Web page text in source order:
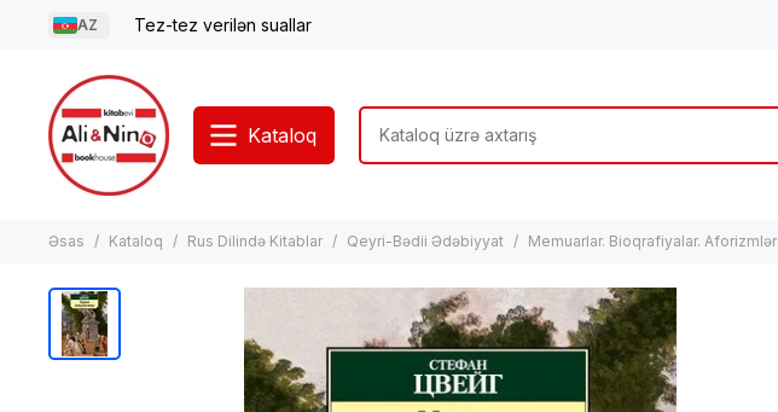
AZ Tez-tez verilən suallar
Kataloq
Əsas Kataloq Rus Dilində Kitablar Qeyri-Bədii Ədəbiyyat Memuarlar. Bioqrafiyalar. Aforizmlər